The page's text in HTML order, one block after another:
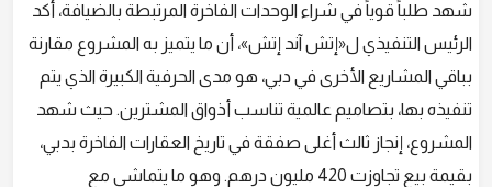
شهد طلباً قوياً في شراء الوحدات الفاخرة المرتبطة بالضيافة، أكد
الرئيس التنفيذي ل«إتش آند إتش»، أن ما يتميز به المشروع مقارنة
بباقي المشاريع الأخرى في دبي، هو مدى الحرفية الكبيرة الذي يتم
تنفيذه بها، بتصاميم عالمية تناسب أذواق المشترين. حيث شهد
المشروع، إنجاز ثالث أغلى صفقة في تاريخ العقارات الفاخرة بدبي،
بقيمة بيع تجاوزت 420 مليون درهم. وهو ما يتماشى مع